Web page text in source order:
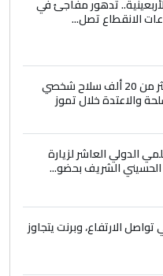
تدهور مفاجئ في
الانقطاع تصل...
الداخلية: تسجيل أكثر من 20 ألف سلاح شخصي
والاعتدة خلال تموز
الدولي العاشر لزيارة
الحسيني الشريف بحضو...
الارتفاع، وبرنت يتجاوز